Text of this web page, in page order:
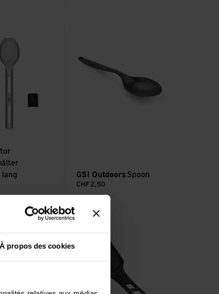
À propos des cookies
lang
GSI Outdoors Spoon
CHF 2,50
pour passer la nuit dans la jungle sans hébergement
Voir Folding Spatula